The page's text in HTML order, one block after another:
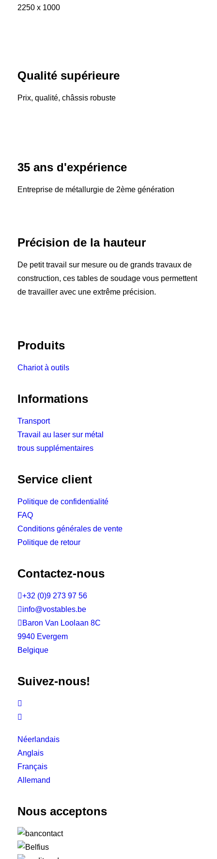
2250 x 1000
Qualité supérieure
Prix, qualité, châssis robuste
35 ans d'expérience
Entreprise de métallurgie de 2ème génération
Précision de la hauteur
De petit travail sur mesure ou de grands travaux de
construction, ces tables de soudage vous permettent
de travailler avec une extrême précision.
Produits
Chariot à outils
Informations
Transport
Travail au laser sur métal
trous supplémentaires
Service client
Politique de confidentialité
FAQ
Conditions générales de vente
Politique de retour
Contactez-nous
+32 (0)9 273 97 56
info@vostables.be
 Baron Van Loolaan 8C
9940 Evergem
Belgique
Suivez-nous!


Néerlandais
Anglais
Français
Allemand
Nous acceptons